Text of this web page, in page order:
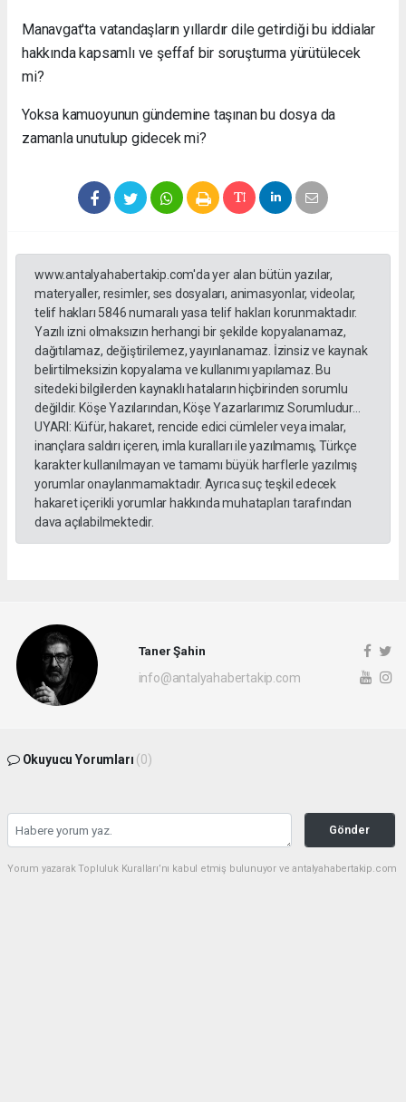
Manavgat'ta vatandaşların yıllardır dile getirdiği bu iddialar
hakkında kapsamlı ve şeffaf bir soruşturma yürütülecek
mi?
Yoksa kamuoyunun gündemine taşınan bu dosya da
zamanla unutulup gidecek mi?
www.antalyahabertakip.com'da yer alan bütün yazılar,
materyaller, resimler, ses dosyaları, animasyonlar, videolar,
telif hakları 5846 numaralı yasa telif hakları korunmaktadır.
Yazılı izni olmaksızın herhangi bir şekilde kopyalanamaz,
dağıtılamaz, değiştirilemez, yayınlanamaz. İzinsiz ve kaynak
belirtilmeksizin kopyalama ve kullanımı yapılamaz. Bu
sitedeki bilgilerden kaynaklı hataların hiçbirinden sorumlu
değildir. Köşe Yazılarından, Köşe Yazarlarımız Sorumludur...
UYARI: Küfür, hakaret, rencide edici cümleler veya imalar,
inançlara saldırı içeren, imla kuralları ile yazılmamış, Türkçe
karakter kullanılmayan ve tamamı büyük harflerle yazılmış
yorumlar onaylanmamaktadır. Ayrıca suç teşkil edecek
hakaret içerikli yorumlar hakkında muhatapları tarafından
dava açılabilmektedir.
Taner Şahin
info@antalyahabertakip.com
Okuyucu Yorumları (0)
Gönder
Yorum yazarak Topluluk Kuralları’nı kabul etmiş bulunuyor ve antalyahabertakip.com